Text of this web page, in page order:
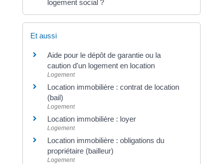
logement social ?
Et aussi
Aide pour le dépôt de garantie ou la
caution d'un logement en location
Logement
Location immobilière : contrat de location
(bail)
Logement
Location immobilière : loyer
Logement
Location immobilière : obligations du
propriétaire (bailleur)
Logement